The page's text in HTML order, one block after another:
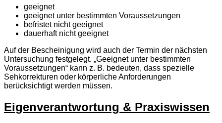
geeignet
geeignet unter bestimmten Voraussetzungen
befristet nicht geeignet
dauerhaft nicht geeignet
Auf der Bescheinigung wird auch der Termin der nächsten
Untersuchung festgelegt. „Geeignet unter bestimmten
Voraussetzungen“ kann z. B. bedeuten, dass spezielle
Sehkorrekturen oder körperliche Anforderungen
berücksichtigt werden müssen.
Eigenverantwortung & Praxiswissen